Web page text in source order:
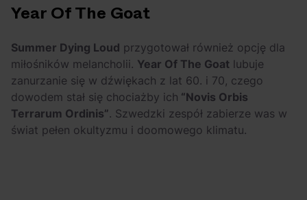
Year Of The Goat
Summer Dying Loud przygotował również opcję dla
miłośników melancholii. Year Of The Goat lubuje
zanurzanie się w dźwiękach z lat 60. i 70, czego
dowodem stał się chociażby ich “Novis Orbis
Terrarum Ordinis”. Szwedzki zespół zabierze was w
świat pełen okultyzmu i doomowego klimatu.